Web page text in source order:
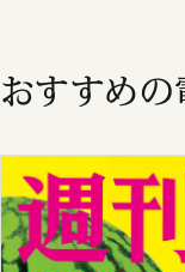
おすすめの